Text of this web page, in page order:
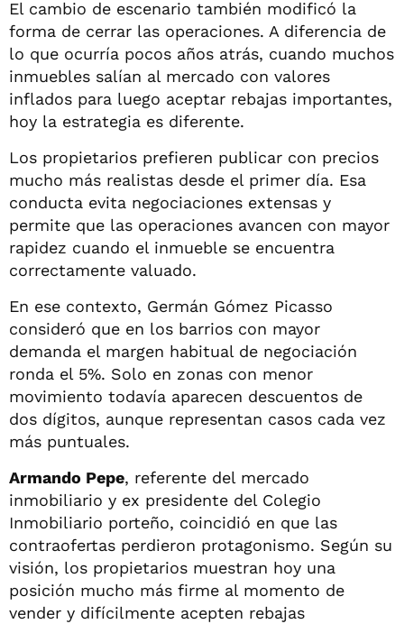
El cambio de escenario también modificó la
forma de cerrar las operaciones. A diferencia de
lo que ocurría pocos años atrás, cuando muchos
inmuebles salían al mercado con valores
inflados para luego aceptar rebajas importantes,
hoy la estrategia es diferente.
Los propietarios prefieren publicar con precios
mucho más realistas desde el primer día. Esa
conducta evita negociaciones extensas y
permite que las operaciones avancen con mayor
rapidez cuando el inmueble se encuentra
correctamente valuado.
En ese contexto, Germán Gómez Picasso
consideró que en los barrios con mayor
demanda el margen habitual de negociación
ronda el 5%. Solo en zonas con menor
movimiento todavía aparecen descuentos de
dos dígitos, aunque representan casos cada vez
más puntuales.
Armando Pepe, referente del mercado
inmobiliario y ex presidente del Colegio
Inmobiliario porteño, coincidió en que las
contraofertas perdieron protagonismo. Según su
visión, los propietarios muestran hoy una
posición mucho más firme al momento de
vender y difícilmente acepten rebajas